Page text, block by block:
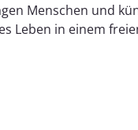
Menschen und
Leben in einem